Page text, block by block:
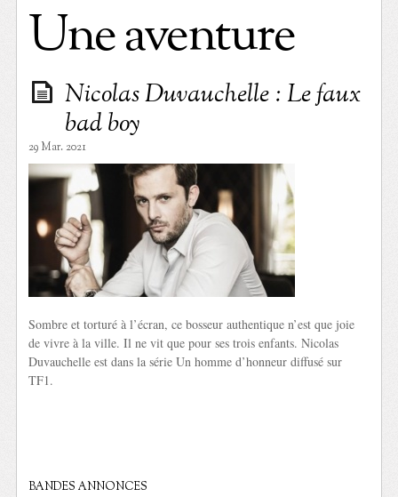
Une aventure
Nicolas Duvauchelle : Le faux
bad boy
29 Mar. 2021
Sombre et torturé à l’écran, ce bosseur authentique n’est que joie
de vivre à la ville. Il ne vit que pour ses trois enfants. Nicolas
Duvauchelle est dans la série Un homme d’honneur diffusé sur
TF1.
BANDES ANNONCES